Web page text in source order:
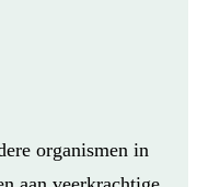
organismen in